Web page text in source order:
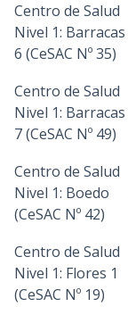
Centro de Salud
Nivel 1: Barracas
6 (CeSAC Nº 35)
Centro de Salud
Nivel 1: Barracas
7 (CeSAC Nº 49)
Centro de Salud
Nivel 1: Boedo
(CeSAC Nº 42)
Centro de Salud
Nivel 1: Flores 1
(CeSAC Nº 19)